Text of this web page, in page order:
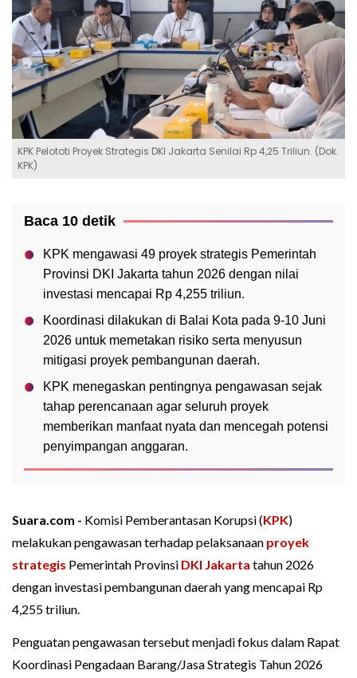
KPK Pelototi Proyek Strategis DKI Jakarta Senilai Rp 4,25 Triliun. (Dok.
KPK)
Baca 10 detik
KPK mengawasi 49 proyek strategis Pemerintah
Provinsi DKI Jakarta tahun 2026 dengan nilai
investasi mencapai Rp 4,255 triliun.
Koordinasi dilakukan di Balai Kota pada 9-10 Juni
2026 untuk memetakan risiko serta menyusun
mitigasi proyek pembangunan daerah.
KPK menegaskan pentingnya pengawasan sejak
tahap perencanaan agar seluruh proyek
memberikan manfaat nyata dan mencegah potensi
penyimpangan anggaran.
Suara.com - Komisi Pemberantasan Korupsi (KPK)
melakukan pengawasan terhadap pelaksanaan proyek
strategis Pemerintah Provinsi DKI Jakarta tahun 2026
dengan investasi pembangunan daerah yang mencapai Rp
4,255 triliun.
Penguatan pengawasan tersebut menjadi fokus dalam Rapat
Koordinasi Pengadaan Barang/Jasa Strategis Tahun 2026